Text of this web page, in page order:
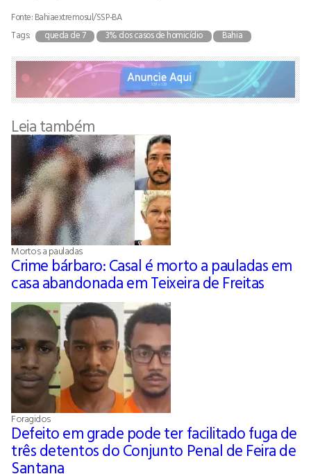
Fonte: Bahiaextremosul/SSP-BA
Tags:
queda de 7 3% dos casos de homicídio Bahia
Leia também
Mortos a pauladas
Crime bárbaro: Casal é morto a pauladas em
casa abandonada em Teixeira de Freitas
Foragidos
Defeito em grade pode ter facilitado fuga de
três detentos do Conjunto Penal de Feira de
Santana